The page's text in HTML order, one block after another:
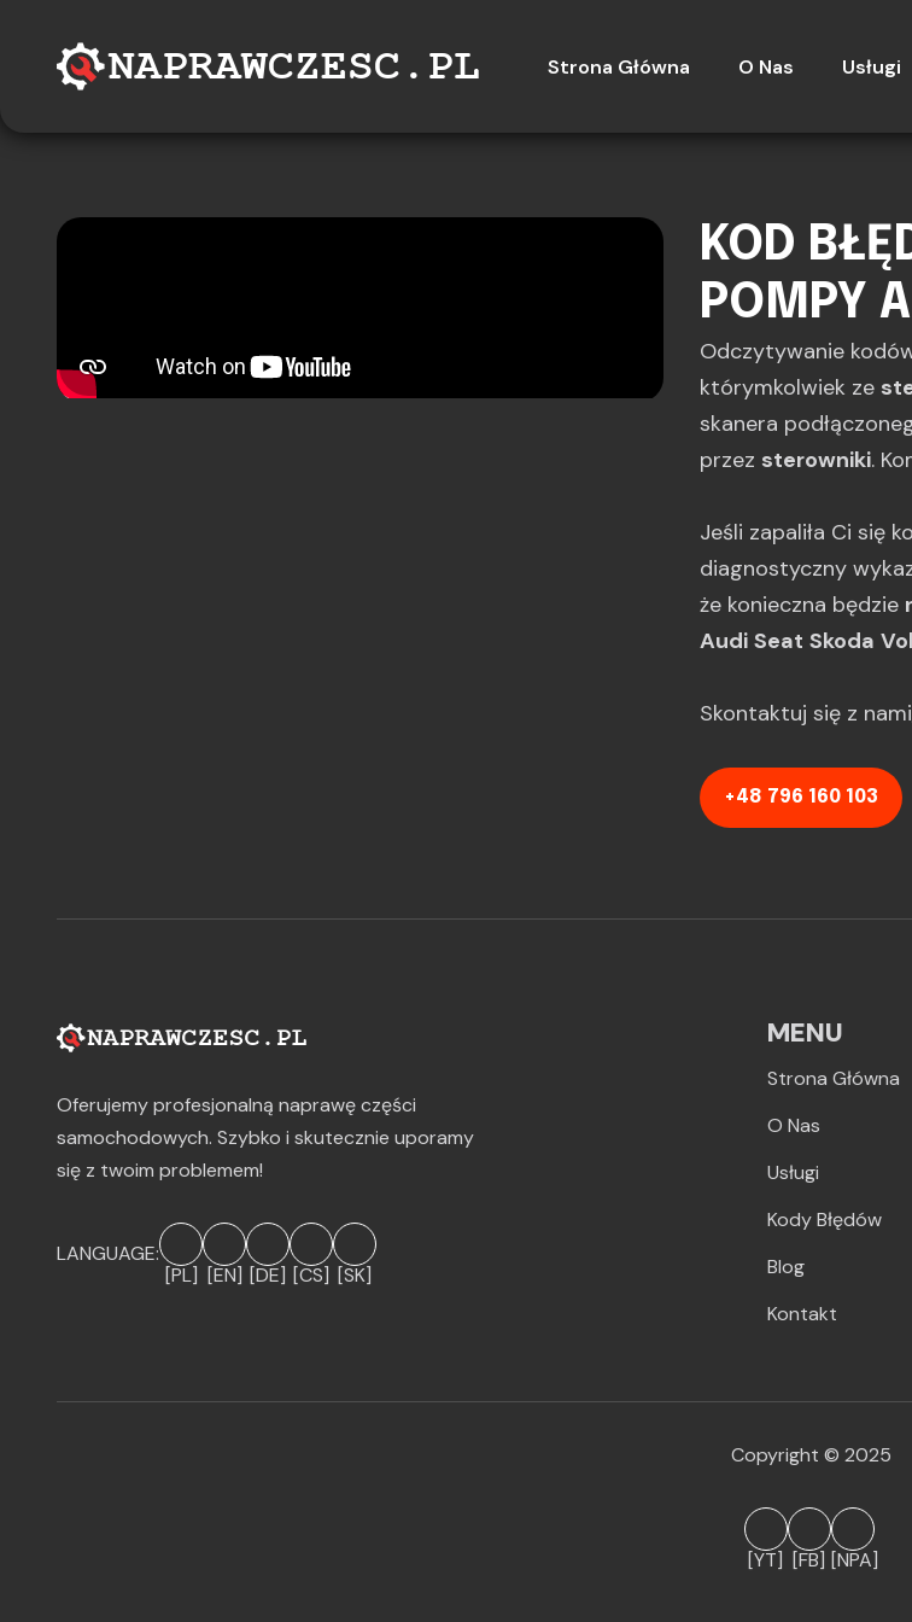
Strona Główna O Nas Usługi
KOD
POMPY
Odczytywanie
którymkolwiek ze
skanera
przez sterowniki.
Jeśli zapaliła Ci się
diagnostyczny
że konieczna będzie
Audi Seat Skoda
Skontaktuj się z
+48 796 160 103
Oferujemy profesjonalną naprawę części
samochodowych. Szybko i skutecznie uporamy
się z twoim problemem!
LANGUAGE:
[PL] [EN] [DE] [CS] [SK]
MENU
Strona Główna
O Nas
Usługi
Kody Błędów
Blog
Kontakt
Copyright © 2025
[YT] [FB] [NPA]